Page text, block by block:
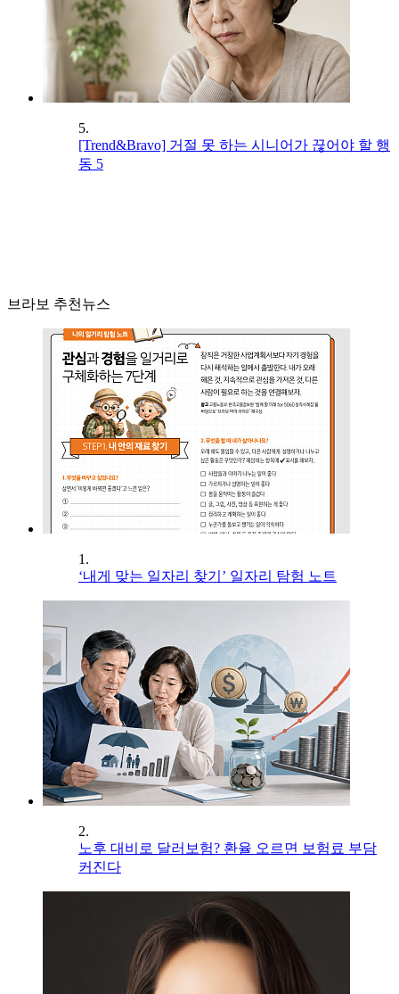
5.
[Trend&Bravo] 거절 못 하는 시니어가 끊어야 할 행
동 5
브라보 추천뉴스
1.
‘내게 맞는 일자리 찾기’ 일자리 탐험 노트
2.
노후 대비로 달러보험? 환율 오르면 보험료 부담
커진다